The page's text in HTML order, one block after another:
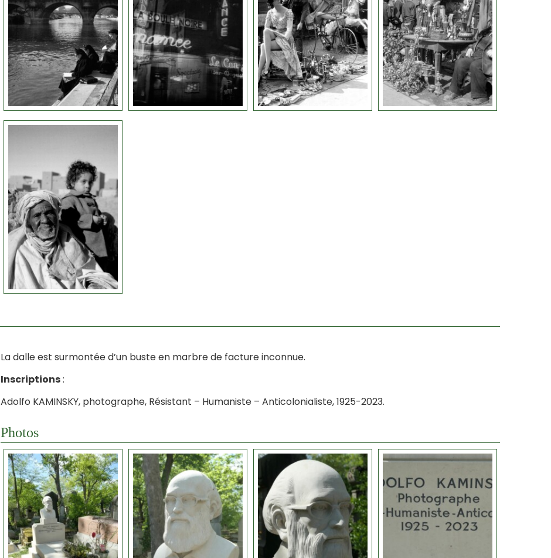
La dalle est surmontée d’un buste en marbre de facture inconnue.
Inscriptions:
Adolfo KAMINSKY, photographe, Résistant – Humaniste – Anticolonialiste, 1925-2023.
Photos